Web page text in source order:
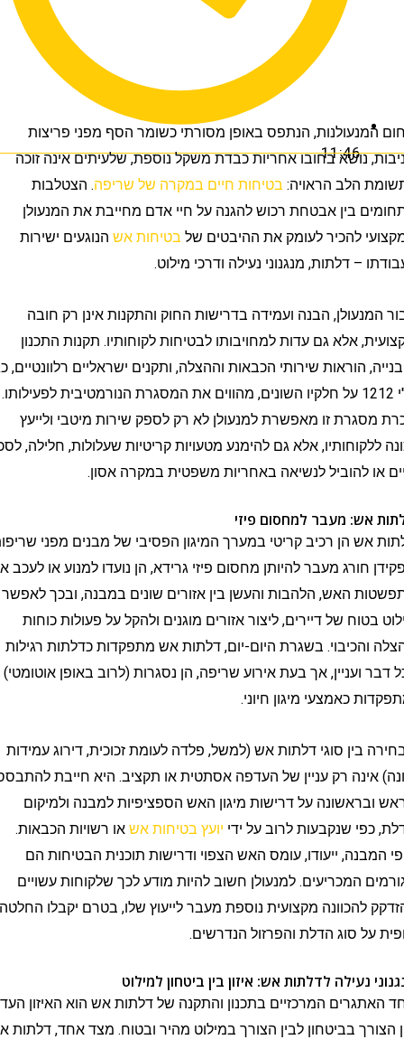
11:46
הנתפס באופן מסורתי כשומר הסף מפני פריצות
נושא בחובו אחריות כבדת משקל נוספת, שלעיתים אינה זוכה
הלב הראויה:בטיחות חיים במקרה של שריפה. הצטלבות
בין אבטחת רכוש להגנה על חיי אדם מחייבת את המנעולן
להכיר לעומק את ההיבטים שלבטיחות אשהנוגעים ישירות
– דלתות, מנגנוני נעילה ודרכי מילוט.
הבנה ועמידה בדרישות החוק והתקנות אינן רק חובה
אלא גם עדות למחויבותו לבטיחות לקוחותיו. תקנות התכנון
הוראות שירותי הכבאות וההצלה, ותקנים ישראליים רלוונטיים, כגון
ת"י 1212 על חלקיו השונים, מהווים את המסגרת הנורמטיבית לפעילותו.
זו מאפשרת למנעולן לא רק לספק שירות מיטבי ולייעץ
אלא גם להימנע מטעויות קריטיות שעלולות, חלילה, לסכן
להוביל לנשיאה באחריות משפטית במקרה אסון.
מעבר למחסום פיזי
הן רכיב קריטי במערך המיגון הפסיבי של מבנים מפני שריפות.
מעבר להיותן מחסום פיזי גרידא, הן נועדו למנוע או לעכב את
האש, הלהבות והעשן בין אזורים שונים במבנה, ובכך לאפשר
של דיירים, ליצור אזורים מוגנים ולהקל על פעולות כוחות
בשגרת היום-יום, דלתות אש מתפקדות כדלתות רגילות
ועניין, אך בעת אירוע שריפה, הן נסגרות (לרוב באופן אוטומטי)
כאמצעי מיגון חיוני.
בין סוגי דלתות אש (למשל, פלדה לעומת זכוכית, דירוג עמידות
רק עניין של העדפה אסתטית או תקציב. היא חייבת להתבסס
על דרישות מיגון האש הספציפיות למבנה ולמיקום
שנקבעות לרוב על ידייועץ בטיחות אשאו רשויות הכבאות.
ייעודו, עומס האש הצפוי ודרישות תוכנית הבטיחות הם
המכריעים. למנעולן חשוב להיות מודע לכך שלקוחות עשויים
להכוונה מקצועית נוספת מעבר לייעוץ שלו, בטרם יקבלו החלטה
סוג הדלת והפרזול הנדרשים.
נעילה לדלתות אש: איזון בין ביטחון למילוט
המרכזיים בתכנון והתקנה של דלתות אש הוא האיזון העדין
בביטחון לבין הצורך במילוט מהיר ובטוח. מצד אחד, דלתות אש